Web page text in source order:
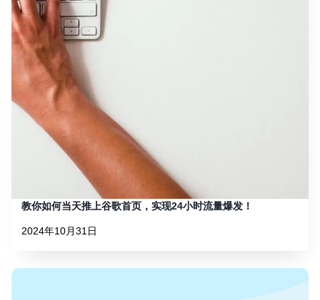
教你如何当天推上谷歌首页，实现24小时流量爆发！
2024年10月31日